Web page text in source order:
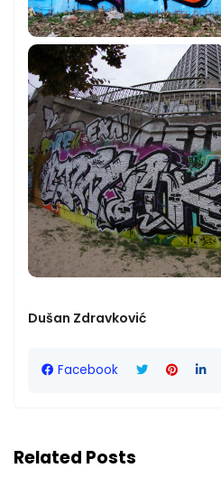
Dušan Zdravković
Facebook
Related Posts